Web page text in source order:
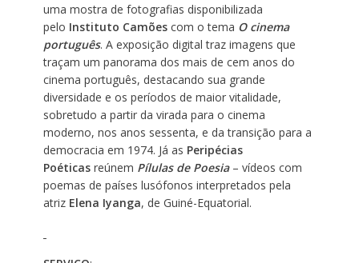
uma mostra de fotografias disponibilizada
pelo Instituto Camõescom o tema O cinema
português. A exposição digital traz imagens que
traçam um panorama dos mais de cem anos do
cinema português, destacando sua grande
diversidade e os períodos de maior vitalidade,
sobretudo a partir da virada para o cinema
moderno, nos anos sessenta, e da transição para a
democracia em 1974. Já as Peripécias
Poéticasreúnem Pílulas de Poesia– vídeos com
poemas de países lusófonos interpretados pela
atriz Elena Iyanga, de Guiné-Equatorial.